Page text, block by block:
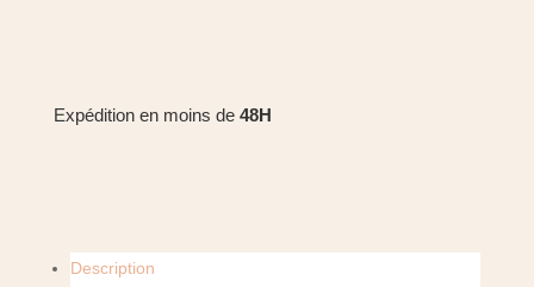
Expédition en moins de 48H
Description